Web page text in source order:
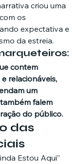
criou uma
os
expectativa e
da estreia.
contem
relacionáveis,
um
falem
do público.
das
Estou Aqui”